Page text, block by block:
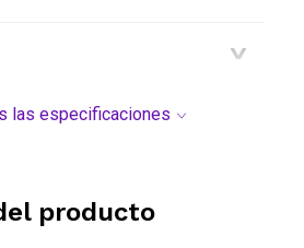
las especificaciones
producto